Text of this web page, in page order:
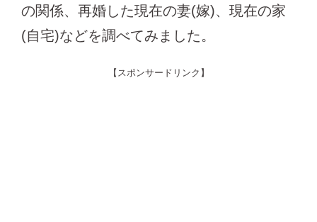
の関係、再婚した現在の妻(嫁)、現在の家
(自宅)などを調べてみました。
【スポンサードリンク】